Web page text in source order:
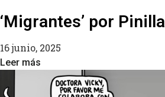
‘Migrantes’ por Pinilla
16 junio, 2025
Leer más